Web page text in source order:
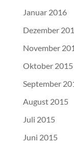
Januar 2016
Dezember
November
Oktober 2015
September
August 2015
Juli 2015
Juni 2015